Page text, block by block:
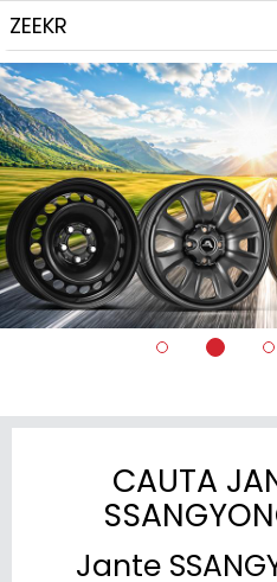
ZEEKR
CAUTA
Jante